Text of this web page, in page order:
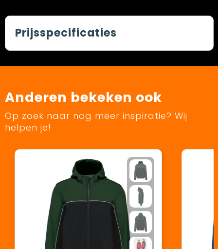
Prijsspecificaties
Anderen bekeken ook
Op zoek naar nog meer inspiratie? Wij
helpen je!